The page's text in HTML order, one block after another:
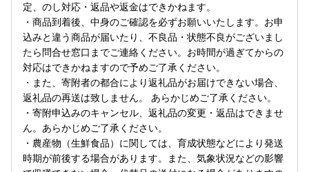
定、のし対応・返品や返金はできかねます。
・商品到着後、中身のご確認を必ずお願いいたします。お申
込みと違う商品が届いたり、不良品・状態不良がございまし
たら問合せ窓口までご連絡ください。お時間が過ぎてからの
対応はできかねますので予めご了承ください。
・また、寄附者の都合により返礼品がお届けできない場合、
返礼品の再送は致しません。 あらかじめご了承ください。
・寄附申込みのキャンセル、返礼品の変更・返品はできませ
ん。あらかじめご了承ください。
・農産物（生鮮食品）に関しては、育成状態などにより発送
時期が前後する場合があります。また、気象状況などの影響